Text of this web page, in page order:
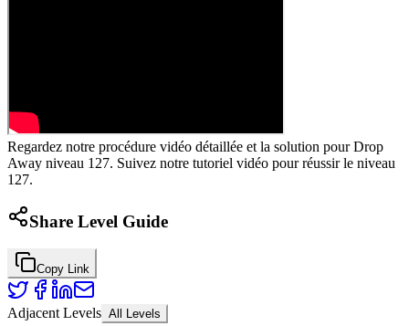
Regardez notre procédure vidéo détaillée et la solution pour Drop
Away niveau 127. Suivez notre tutoriel vidéo pour réussir le niveau
127.
Share Level Guide
Copy Link
Adjacent Levels All Levels